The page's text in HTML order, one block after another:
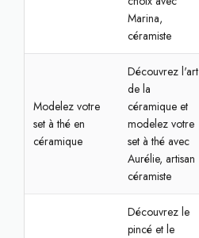
Marina,
céramiste
Modelez votre
set à thé en
céramique
Découvrez l'art
de la
céramique et
modelez votre
set à thé avec
Aurélie, artisan
céramiste
Découvrez le
pincé et le